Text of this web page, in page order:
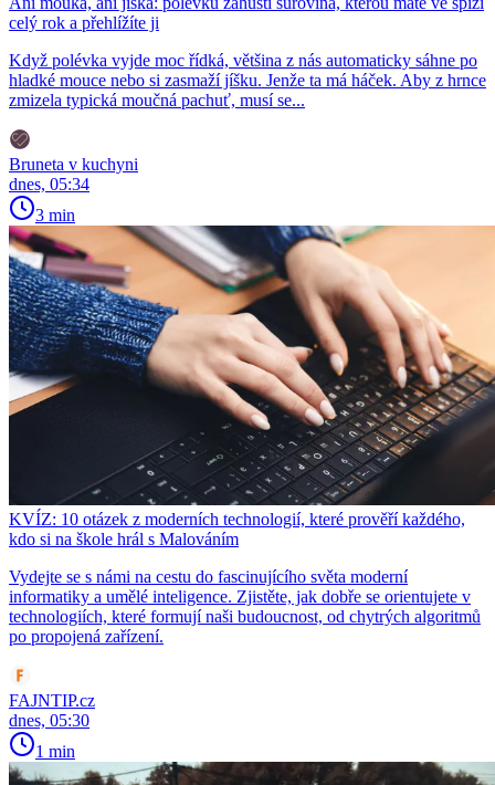
celý rok a přehlížíte ji
Když polévka vyjde moc řídká, většina z nás automaticky sáhne po
hladké mouce nebo si zasmaží jíšku. Jenže ta má háček. Aby z hrnce
zmizela typická moučná pachuť, musí se...
Bruneta v kuchyni
dnes, 05:34
3 min
KVÍZ: 10 otázek z moderních technologií, které prověří každého,
kdo si na škole hrál s Malováním
Vydejte se s námi na cestu do fascinujícího světa moderní
informatiky a umělé inteligence. Zjistěte, jak dobře se orientujete v
technologiích, které formují naši budoucnost, od chytrých algoritmů
po propojená zařízení.
FAJNTIP.cz
dnes, 05:30
1 min